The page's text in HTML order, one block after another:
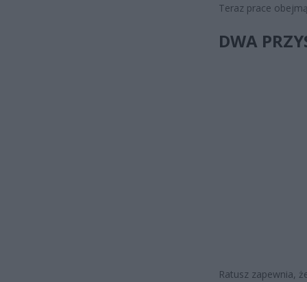
Teraz prace
DWA
Ratusz zapewnia,